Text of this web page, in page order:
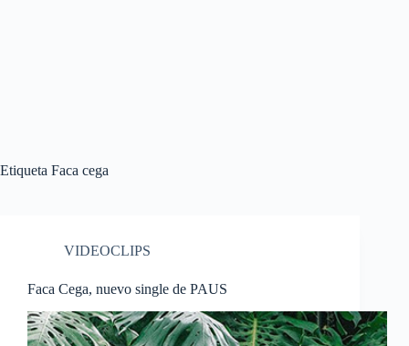
Etiqueta Faca cega
VIDEOCLIPS
Faca Cega, nuevo single de PAUS